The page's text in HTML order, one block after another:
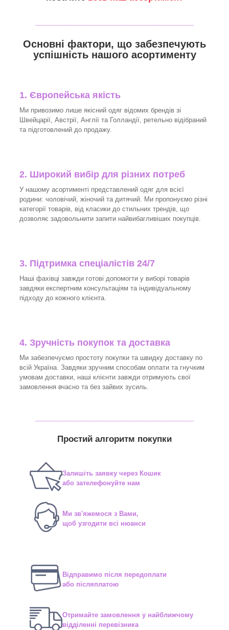
Основні фактори, що забезпечують
успішність нашого асортименту
1. Європейська якість
Ми привозимо лише якісний одяг відомих брендів зі
Швейцарії, Австрії, Англії та Голландії, ретельно відібраний
та підготовлений до продажу.
2. Широкий вибір для різних потреб
У нашому асортименті представлений одяг для всієї
родини: чоловічий, жіночий та дитячий. Ми пропонуємо різні
категорії товарів, від класики до стильних трендів, що
дозволяє задовольнити запити найвибагливіших покупців.
3. Підтримка спеціалістів 24/7
Наші фахівці завжди готові допомогти у виборі товарів
завдяки експертним консультаціям та індивідуальному
підходу до кожного клієнта.
4. Зручність покупок та доставка
Ми забезпечуємо простоту покупки та швидку доставку по
всій Україна. Завдяки зручним способам оплати та гнучким
умовам доставки, наші клієнти завжди отримують свої
замовлення вчасно та без зайвих зусиль.
Простий алгоритм покупки
Залишіть заявку через Кошик
або зателефонуйте нам
Ми зв'яжемося з Вами,
щоб узгодити всі нюанси
Відправимо після передоплати
або післяплатою
Отримайте замовлення у найближчому
відділенні перевізника